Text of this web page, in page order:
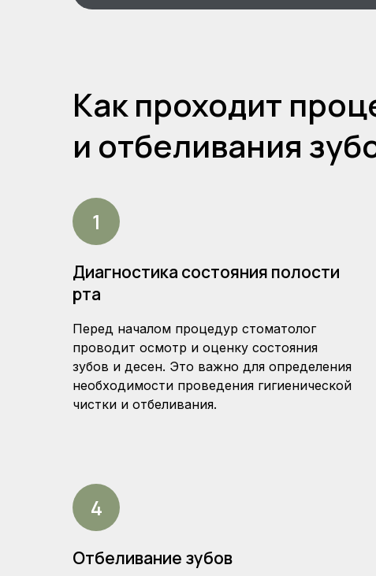
Как проходит
и отбеливания
Диагностика состояния полости
рта
Перед началом процедур стоматолог
проводит осмотр и оценку состояния
зубов и десен. Это важно для определения
необходимости проведения гигиенической
чистки и отбеливания.
Отбеливание зубов